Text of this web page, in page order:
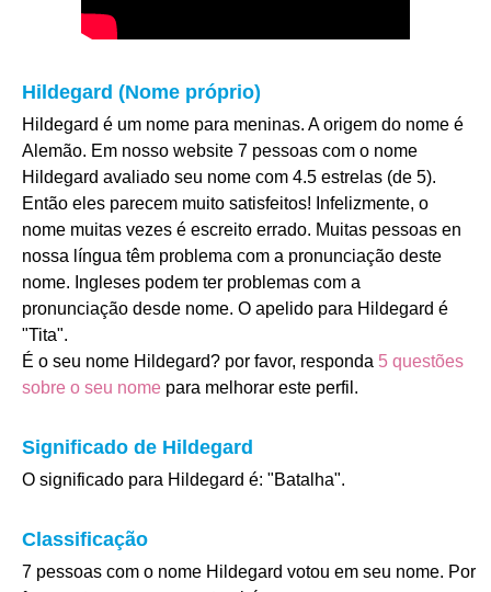
Hildegard (Nome próprio)
Hildegard é um nome para meninas. A origem do nome é
Alemão. Em nosso website 7 pessoas com o nome
Hildegard avaliado seu nome com 4.5 estrelas (de 5).
Então eles parecem muito satisfeitos! Infelizmente, o
nome muitas vezes é escreito errado. Muitas pessoas en
nossa língua têm problema com a pronunciação deste
nome. Ingleses podem ter problemas com a
pronunciação desde nome. O apelido para Hildegard é
"Tita".
É o seu nome Hildegard? por favor, responda 5 questões
sobre o seu nome para melhorar este perfil.
Significado de Hildegard
O significado para Hildegard é: "Batalha".
Classificação
7 pessoas com o nome Hildegard votou em seu nome. Por